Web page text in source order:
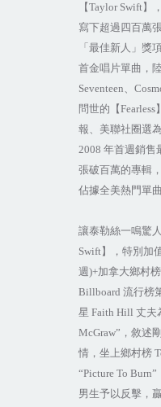
【Taylor Swift】
寫下超過四百萬
「最佳新人」獎
首金唱片單曲，
Seventeen、
問世的【Fearless
報、美聯社圈選
2008 年首週銷售
張破百萬的專輯
佔據全美熱門單
讓泰勒絲一鳴驚
Swift】，特別加
週 )+加拿大鄉村
Billboard 流行榜
星 Faith Hill 丈夫
McGraw” ，敘述
情，坐上鄉村榜
“Picture To Burn”
男生予以反擊，